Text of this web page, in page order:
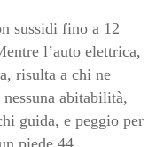
sussidi fino a 12
l’auto elettrica,
risulta a chi ne
abitabilità,
guida, e peggio per